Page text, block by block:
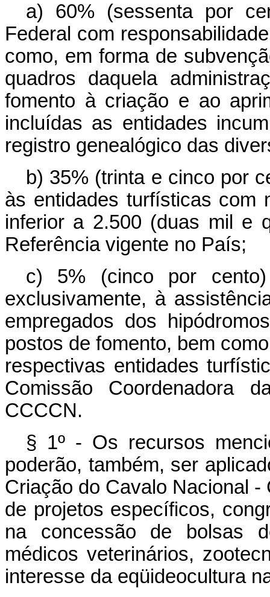
a) 60% (sessenta por
Federal com
como, em forma de
quadros daquela
fomento à criação e ao
incluídas as entidades
registro genealógico das
b) 35% (trinta e cinco por
às entidades turfísticas com
inferior a 2.500 (duas mil e
Referência vigente no País;
c) 5% (cinco por
exclusivamente, à
empregados dos
postos de fomento, bem
respectivas entidades
Comissão Coordenadora
CCCCN.
§ 1º - Os recursos
poderão, também, ser
Criação do Cavalo Nacional
de projetos específicos,
na concessão de bolsas
médicos veterinários,
interesse da eqüideocultura